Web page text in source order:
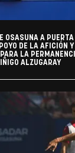
OSASUNA A
DE LA AFICIÓN
LA
ALZUGARAY